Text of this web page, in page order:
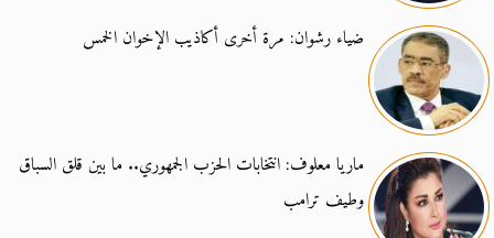
ضياء رشوان: مرة أخرى أكاذيب الإخوان الخمس
ماريا معلوف: انتخابات الحزب الجمهوري.. ما بين قلق السباق
وطيف ترامب